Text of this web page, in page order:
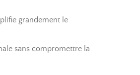
grandement le
sans compromettre la